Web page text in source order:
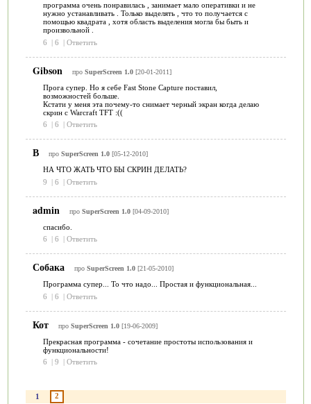
программа очень понравилась , занимает мало оперативки и не
нужно устанавливать . Только выделять , что то получается с
помощью квадрата , хотя область выделения могла бы быть и
произвольной .
6
| 6 | Ответить
Gibson про SuperScreen 1.0[20-01-2011]
Прога супер. Но я себе Fast Stone Capture поставил,
возможностей больше.
Кстати у меня эта почему-то снимает черный экран когда делаю
скрин с Warcraft TFT :((
6
| 6 | Ответить
В про SuperScreen 1.0[05-12-2010]
НА ЧТО ЖАТЬ ЧТО БЫ СКРИН ДЕЛАТЬ?
9
| 6 | Ответить
admin про SuperScreen 1.0[04-09-2010]
спасибо.
6
| 6 | Ответить
Собака про SuperScreen 1.0[21-05-2010]
Программа супер... То что надо... Простая и функциональная...
6
| 6 | Ответить
Кот про SuperScreen 1.0[19-06-2009]
Прекрасная программа - сочетание простоты использования и
функциональности!
6
| 9 | Ответить
1 2